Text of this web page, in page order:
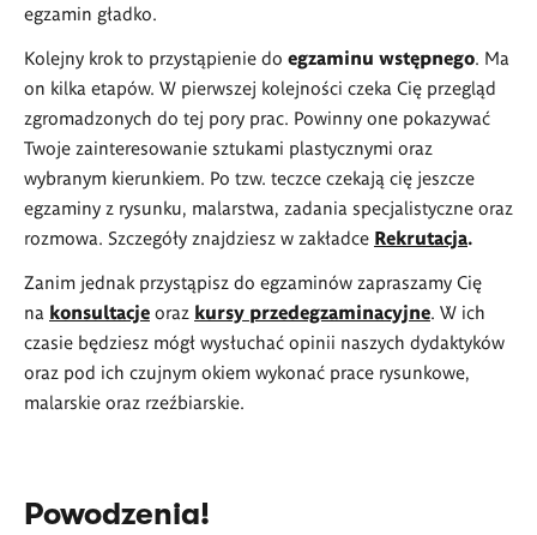
egzamin gładko.
Kolejny krok to przystąpienie do egzaminu wstępnego. Ma
on kilka etapów. W pierwszej kolejności czeka Cię przegląd
zgromadzonych do tej pory prac. Powinny one pokazywać
Twoje zainteresowanie sztukami plastycznymi oraz
wybranym kierunkiem. Po tzw. teczce czekają cię jeszcze
egzaminy z rysunku, malarstwa, zadania specjalistyczne oraz
rozmowa. Szczegóły znajdziesz w zakładce Rekrutacja.
Zanim jednak przystąpisz do egzaminów zapraszamy Cię
na konsultacje oraz kursy przedegzaminacyjne. W ich
czasie będziesz mógł wysłuchać opinii naszych dydaktyków
oraz pod ich czujnym okiem wykonać prace rysunkowe,
malarskie oraz rzeźbiarskie.
Powodzenia!